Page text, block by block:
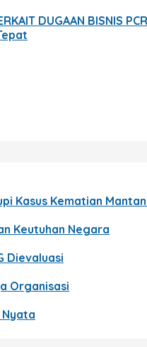
DUGAAN BISNIS PCR
Kasus Kematian
Keutuhan Negara
Dievaluasi
Organisasi
Nyata